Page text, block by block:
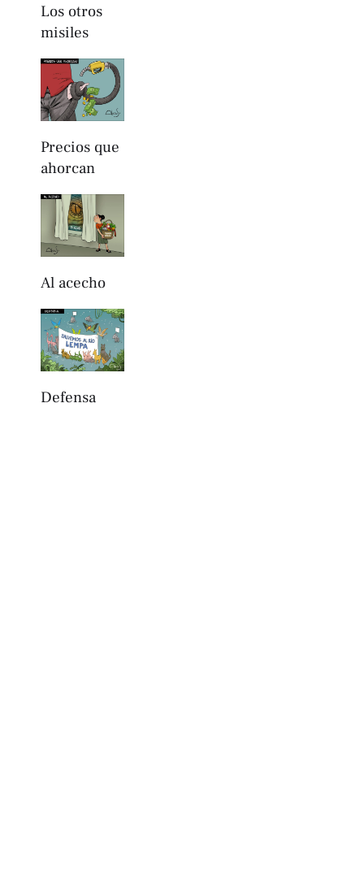
Los otros
misiles
Precios que
ahorcan
Al acecho
Defensa